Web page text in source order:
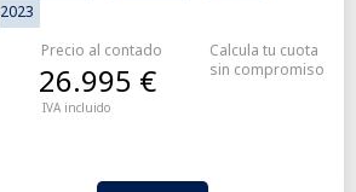
2023
Precio al contado
IVA incluido
26.995 €
Calcula tu cuota
sin compromiso